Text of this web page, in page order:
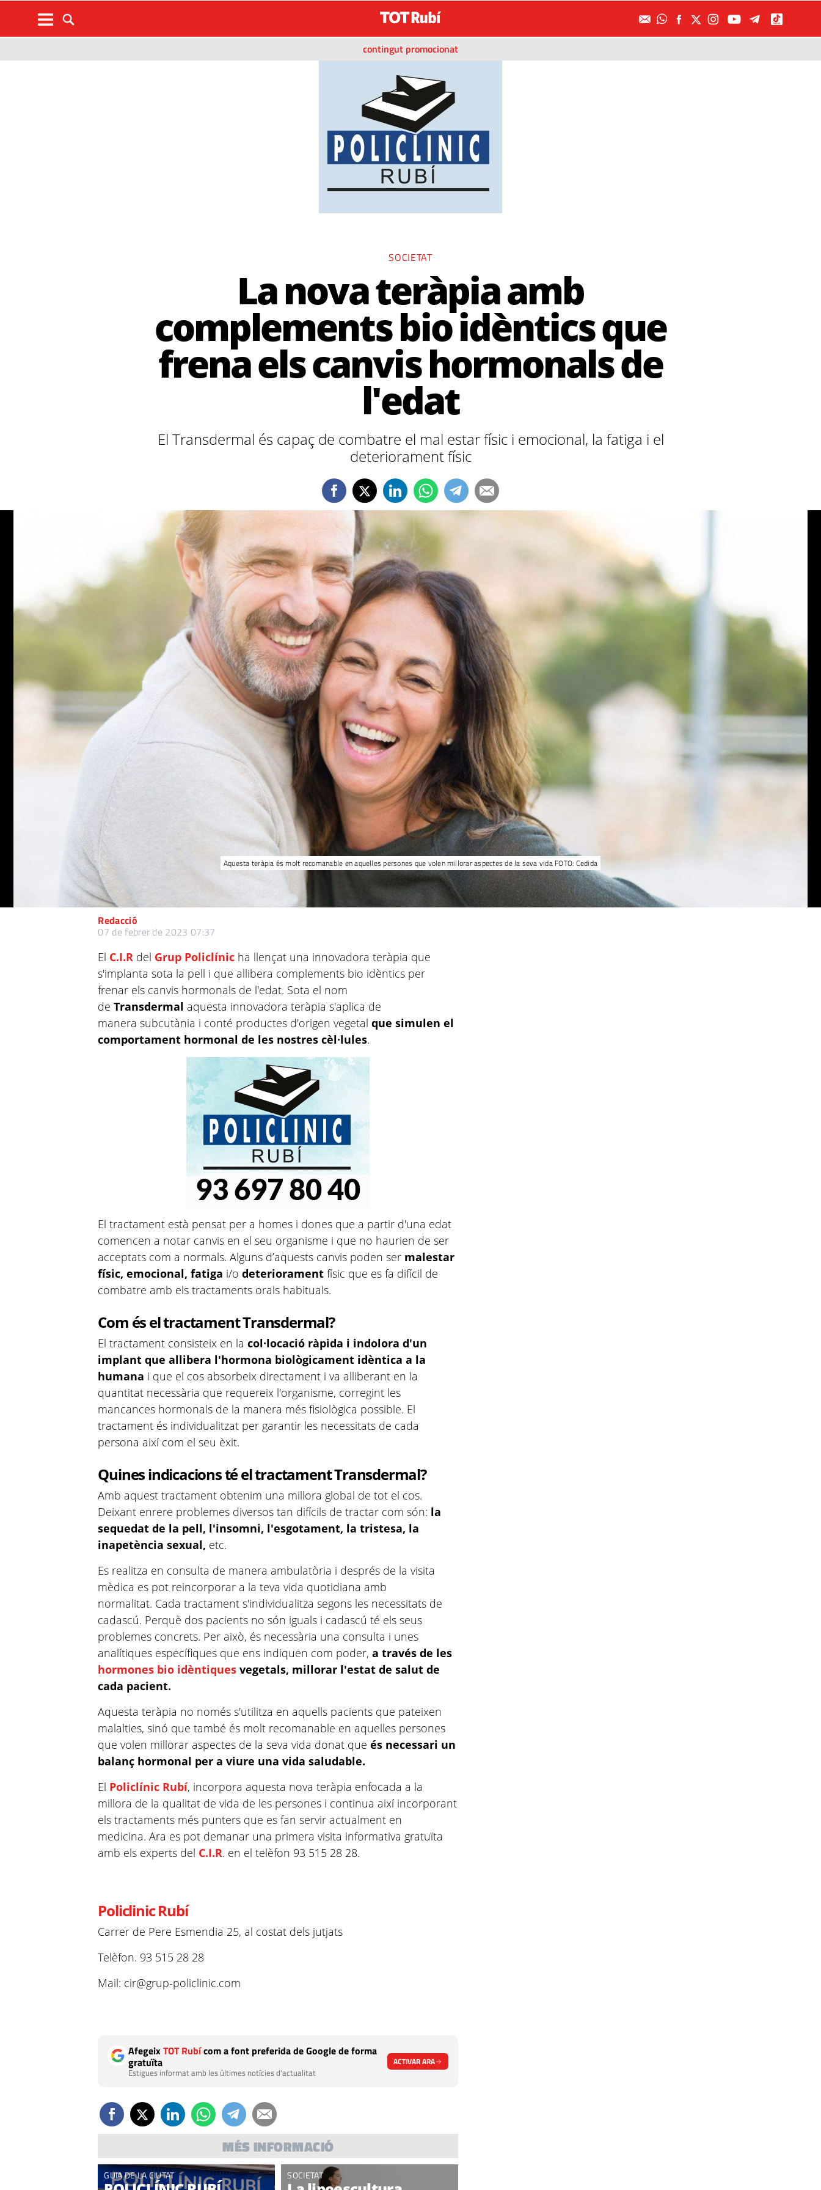
contingut promocionat
SOCIETAT
La nova teràpia amb
complements bio idèntics que
frena els canvis hormonals de
l'edat
El Transdermal és capaç de combatre el mal estar físic i emocional, la fatiga i el
deteriorament físic
Aquesta teràpia és molt recomanable en aquelles persones que volen millorar aspectes de la seva vida FOTO: Cedida
Redacció
07 de febrer de 2023 07:37
El C.I.R del Grup Policlínic ha llençat una innovadora teràpia que
s'implanta sota la pell i que allibera complements bio idèntics per
frenar els canvis hormonals de l'edat. Sota el nom
deTransdermal aquesta innovadora teràpia s'aplica de
manera subcutània i conté productes d'origen vegetalque simulen el
comportament hormonal de les nostres cèl·lules.
El tractament està pensat per a homes i dones que a partir d'una edat
comencen a notar canvis en el seu organisme i que no haurien de ser
acceptats com a normals. Alguns d’aquests canvis poden ser malestar
físic, emocional, fatiga i/odeteriorament físic que es fa difícil de
combatre amb els tractaments orals habituals.
Com és el tractamentTransdermal?
El tractament consisteix en lacol·locació ràpida i indolora d'un
implant que allibera l'hormona biològicament idèntica a la
humana i que el cos absorbeix directament i va alliberant en la
quantitat necessària que requereix l'organisme, corregint les
mancances hormonals de la manera més fisiològica possible. El
tractament és individualitzat per garantir les necessitats de cada
persona així com el seu èxit.
Quines indicacions té el tractamentTransdermal?
Amb aquest tractament obtenim una millora global de tot el cos.
Deixant enrere problemes diversos tan difícils de tractar com són: la
sequedat de la pell, l'insomni, l'esgotament, la tristesa, la
inapetència sexual, etc.
Es realitza en consulta de manera ambulatòria i després de la visita
mèdica es pot reincorporar a la teva vida quotidiana amb
normalitat. Cada tractament s'individualitza segons les necessitats de
cadascú. Perquè dos pacients no són iguals i cadascú té els seus
problemes concrets. Per això, és necessària una consulta i unes
analítiques específiques que ens indiquen com poder,a través de les
hormones bio idèntiques vegetals, millorar l'estat de salut de
cada pacient.
Aquesta teràpia no només s'utilitza en aquells pacients que pateixen
malalties, sinó que també és molt recomanable en aquelles persones
que volen millorar aspectes de la seva vida donat queés necessari un
balanç hormonal per a viure una vida saludable.
El Policlínic Rubí, incorpora aquesta nova teràpia enfocada a la
millora de la qualitat de vida de les persones i continua així incorporant
els tractaments més punters que es fan servir actualment en
medicina. Ara es pot demanar una primera visita informativa gratuïta
amb els experts del C.I.R. en el telèfon 93 515 28 28.
PoliclinicRubí
Carrer de Pere Esmendia 25, al costat dels jutjats
Telèfon. 93 515 28 28
Mail: cir@grup-policlinic.com
AfegeixTOT Rubícom a font preferida de Google de forma
gratuïta
Estigues informat amb les últimes notícies d'actualitat
ACTIVAR ARA
MÉS INFORMACIÓ
GUIA DE LA CIUTAT SOCIETAT